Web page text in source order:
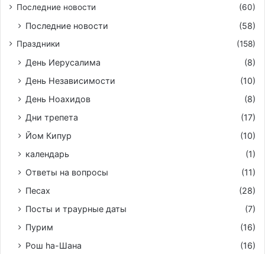
Последние новости
(60)
Последние новости (58)
Праздники (158)
День Иерусалима
(8)
День Независимости
(10)
День Ноахидов
(8)
Дни трепета
(17)
Йом Кипур
(10)
календарь
(1)
Ответы на вопросы
(11)
Песах
(28)
Посты и траурные даты
(7)
Пурим
(16)
Рош hа-Шана
(16)